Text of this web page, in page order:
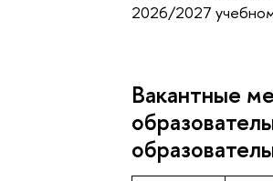
2026/2027
Вакантные